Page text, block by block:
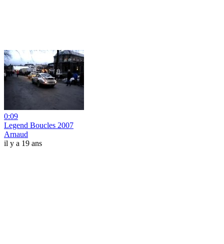
0:09
Legend Boucles 2007
Arnaud
il y a 19 ans